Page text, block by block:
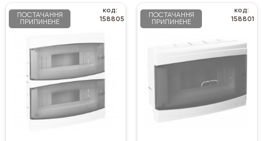
ПОСТАЧАННЯ
ПРИПИНЕНЕ
код:
158805
ПОСТАЧАННЯ
ПРИПИНЕНЕ
код:
158801